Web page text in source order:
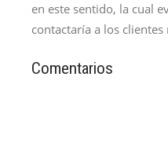
en este sentido, la cual
contactaría a los
Comentarios